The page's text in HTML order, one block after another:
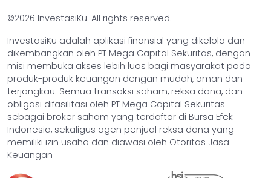
©2026 InvestasiKu. All rights reserved.
InvestasiKu adalah aplikasi finansial yang dikelola dan
dikembangkan oleh PT Mega Capital Sekuritas, dengan
misi membuka akses lebih luas bagi masyarakat pada
produk-produk keuangan dengan mudah, aman dan
terjangkau. Semua transaksi saham, reksa dana, dan
obligasi difasilitasi oleh PT Mega Capital Sekuritas
sebagai broker saham yang terdaftar di Bursa Efek
Indonesia, sekaligus agen penjual reksa dana yang
memiliki izin usaha dan diawasi oleh Otoritas Jasa
Keuangan